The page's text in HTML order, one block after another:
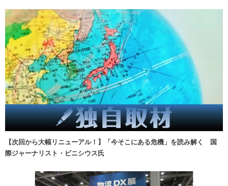
【次回から大幅リニューアル！】「今そこにある危機」を読み解く 国
際ジャーナリスト・ビニシウス氏